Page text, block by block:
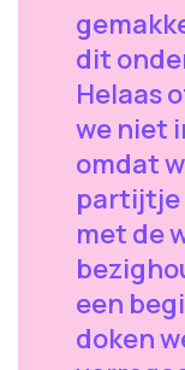
dit
Helaas
we niet
omdat
partijtje
met de
een
doken